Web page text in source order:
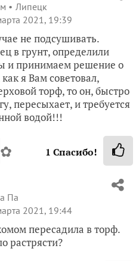
Липецк
2021, 19:39
не подсушивать.
в грунт, определили
и принимаем решение о
я Вам советовал,
торф, то он, быстро
пересыхает, и требуется
водой!!!
✿ 1 Спасибо!
Па
2021, 19:44
пересадила в торф.
растрясти?